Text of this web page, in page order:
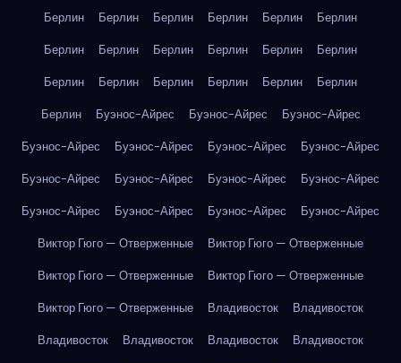
Берлин Берлин Берлин Берлин Берлин
Берлин
Берлин
Берлин Берлин Берлин Берлин
Берлин
Берлин
Берлин Берлин Берлин Берлин
Берлин
Берлин
Буэнос-Айрес Буэнос-Айрес
Буэнос-Айрес
Буэнос-Айрес
Буэнос-Айрес Буэнос-Айрес
Буэнос-Айрес
Буэнос-Айрес
Буэнос-Айрес Буэнос-Айрес
Буэнос-Айрес
Буэнос-Айрес
Буэнос-Айрес Буэнос-Айрес
Буэнос-Айрес
Виктор Гюго — Отверженные
Виктор Гюго — Отверженные
Виктор Гюго — Отверженные
Виктор Гюго — Отверженные
Виктор Гюго — Отверженные
Владивосток
Владивосток
Владивосток
Владивосток Владивосток
Владивосток